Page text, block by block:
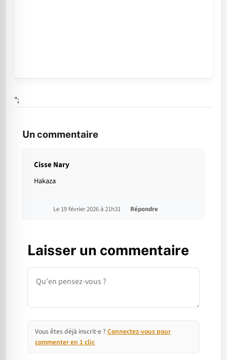
";
Un commentaire
Cisse Nary
Hakaza
Le 19 février 2026 à 21h31 Répondre
Laisser un commentaire
Commentaire
Vous êtes déjà inscrit·e ? Connectez-vous pour
commenter en 1 clic